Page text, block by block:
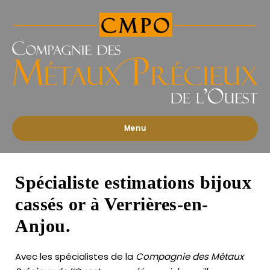
des
Précieux
l'Ouest
Menu
Spécialiste estimations bijoux
cassés or à Verrières-en-
Anjou.
Avec les spécialistes de la Compagnie des Métaux